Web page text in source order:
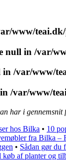
www/
null in /var/
in /var/www/
/var/www/
har i gennemsnit
hos Bilka • 10
fra Bilka –
• Sådan gør du
køb af planter og